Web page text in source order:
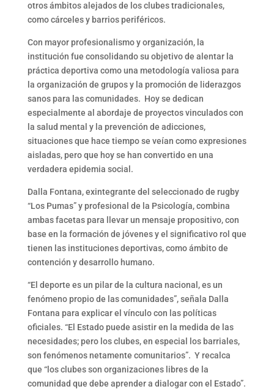
otros ámbitos alejados de los clubes tradicionales,
como cárceles y barrios periféricos.
Con mayor profesionalismo y organización, la
institución fue consolidando su objetivo de alentar la
práctica deportiva como una metodología valiosa para
la organización de grupos y la promoción de liderazgos
sanos para las comunidades. Hoy se dedican
especialmente al abordaje de proyectos vinculados con
la salud mental y la prevención de adicciones,
situaciones que hace tiempo se veían como expresiones
aisladas, pero que hoy se han convertido en una
verdadera epidemia social.
Dalla Fontana, exintegrante del seleccionado de rugby
“Los Pumas” y profesional de la Psicología, combina
ambas facetas para llevar un mensaje propositivo, con
base en la formación de jóvenes y el significativo rol que
tienen las instituciones deportivas, como ámbito de
contención y desarrollo humano.
“El deporte es un pilar de la cultura nacional, es un
fenómeno propio de las comunidades”, señala Dalla
Fontana para explicar el vínculo con las políticas
oficiales. “El Estado puede asistir en la medida de las
necesidades; pero los clubes, en especial los barriales,
son fenómenos netamente comunitarios”. Y recalca
que “los clubes son organizaciones libres de la
comunidad que debe aprender a dialogar con el Estado”.